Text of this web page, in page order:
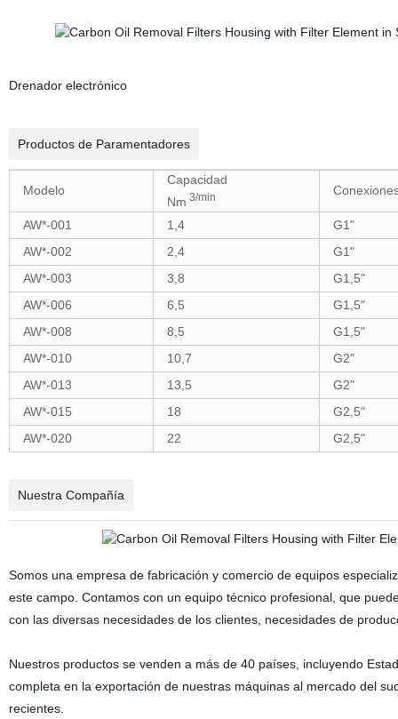
Drenador electrónico
Productos de Paramentadores
Modelo
Capacidad
Nm 3/min
AW*-001 1,4
G1"
AW*-002
2,4
G1"
AW*-003
3,8
G1,5"
AW*-006
6,5
G1,5"
AW*-008
8,5
G1,5"
AW*-010
10,7
G2"
AW*-013
13,5
G2"
AW*-015
18
G2,5"
AW*-020
22 G2,5"
Nuestra Compañía
Somos una empresa de fabricación y comercio de equipos
este campo. Contamos con un equipo técnico profesional, que
con las diversas necesidades de los clientes, necesidades de
Nuestros productos se venden a más de 40 países, incluyendo
completa en la exportación de nuestras máquinas al mercado del
recientes.